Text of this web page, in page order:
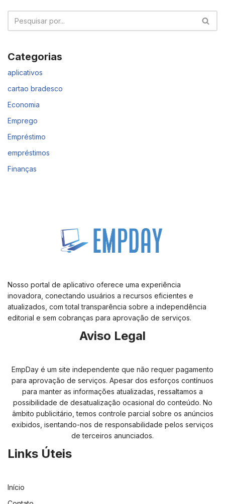
Categorias
aplicativos
cartao bradesco
Economia
Emprego
Empréstimo
empréstimos
Finanças
Nosso portal de aplicativo oferece uma experiência
inovadora, conectando usuários a recursos eficientes e
atualizados, com total transparência sobre a independência
editorial e sem cobranças para aprovação de serviços.
Aviso Legal
EmpDay é um site independente que não requer pagamento
para aprovação de serviços. Apesar dos esforços contínuos
para manter as informações atualizadas, ressaltamos a
possibilidade de desatualização ocasional do conteúdo. No
âmbito publicitário, temos controle parcial sobre os anúncios
exibidos, isentando-nos de responsabilidade pelos serviços
de terceiros anunciados.
Links Úteis
Início